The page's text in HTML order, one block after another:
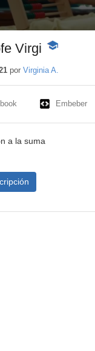
Virgi
-
educativo
por Virginia A.
Embeber
a la suma